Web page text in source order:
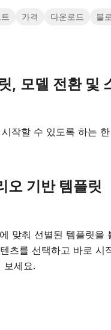
가격 다운로드 블
, 모델 전환 및
작할 수 있도록 하는
오 기반 템플릿
맞춰 선별된 템플릿을
츠를 선택하고 바로 시
보세요.